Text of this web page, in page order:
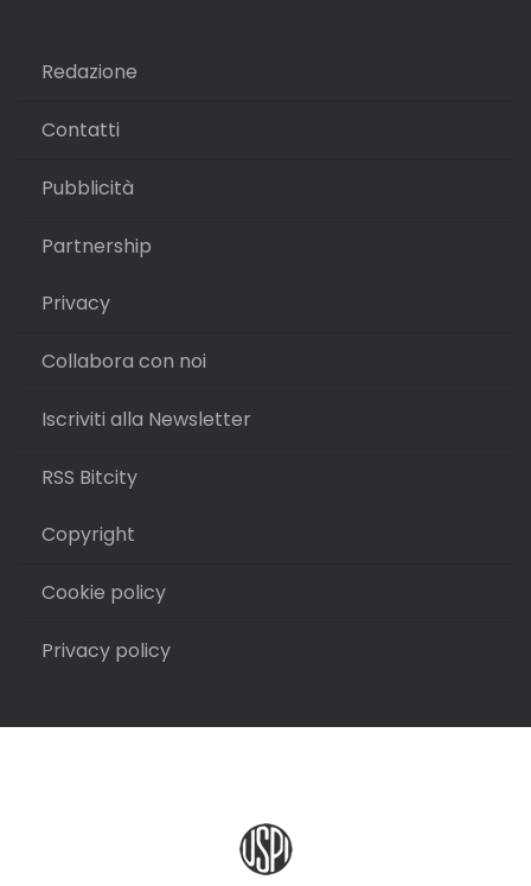
Redazione
Contatti
Pubblicità
Partnership
Privacy
Collabora con noi
Iscriviti alla Newsletter
RSS Bitcity
Copyright
Cookie policy
Privacy policy